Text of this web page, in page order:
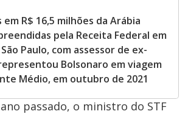
em R$ 16,5 milhões da Arábia
pela Receita Federal em
Paulo, com assessor de ex-
Bolsonaro em viagem
Médio, em outubro de 2021
passado, o ministro do STF